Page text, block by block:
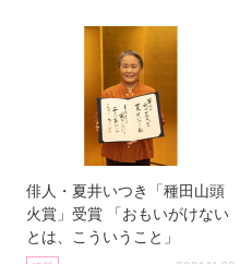
俳人・夏井いつき「種田山頭
火賞」受賞 「おもいがけない
とは、こういうこと」